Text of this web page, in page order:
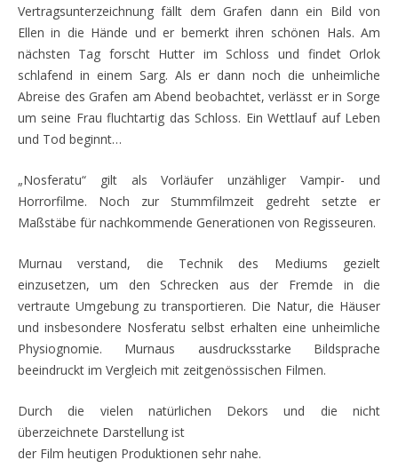
Vertragsunterzeichnung fällt dem Grafen dann ein Bild von
Ellen in die Hände und er bemerkt ihren schönen Hals. Am
nächsten Tag forscht Hutter im Schloss und findet Orlok
schlafend in einem Sarg. Als er dann noch die unheimliche
Abreise des Grafen am Abend beobachtet, verlässt er in Sorge
um seine Frau fluchtartig das Schloss. Ein Wettlauf auf Leben
und Tod beginnt…
„Nosferatu“ gilt als Vorläufer unzähliger Vampir- und
Horrorfilme. Noch zur Stummfilmzeit gedreht setzte er
Maßstäbe für nachkommende Generationen von Regisseuren.
Murnau verstand, die Technik des Mediums gezielt
einzusetzen, um den Schrecken aus der Fremde in die
vertraute Umgebung zu transportieren. Die Natur, die Häuser
und insbesondere Nosferatu selbst erhalten eine unheimliche
Physiognomie. Murnaus ausdrucksstarke Bildsprache
beeindruckt im Vergleich mit zeitgenössischen Filmen.
Durch die vielen natürlichen Dekors und die nicht
überzeichnete Darstellung ist
der Film heutigen Produktionen sehr nahe.